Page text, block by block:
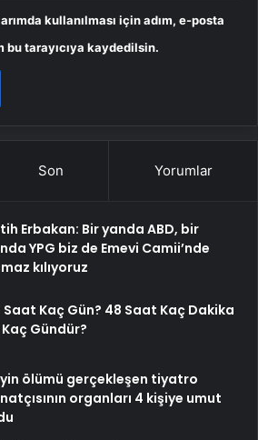
kullanılması için adım, e-posta
bu tarayıcıya kaydedilsin.
Son Yorumlar
Erbakan: Bir yanda ABD, bir
YPG biz de Emevi Camii’nde
kılıyoruz
Saat Kaç Gün? 48 Saat Kaç Dakika
Gündür?
ölümü gerçekleşen tiyatro
organları 4 kişiye umut